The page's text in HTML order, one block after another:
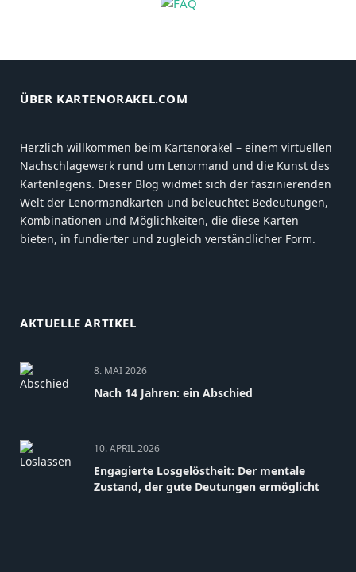
ÜBER KARTENORAKEL.COM
Herzlich willkommen beim Kartenorakel – einem virtuellen
Nachschlagewerk rund um Lenormand und die Kunst des
Kartenlegens. Dieser Blog widmet sich der faszinierenden
Welt der Lenormandkarten und beleuchtet Bedeutungen,
Kombinationen und Möglichkeiten, die diese Karten
bieten, in fundierter und zugleich verständlicher Form.
AKTUELLE ARTIKEL
8. MAI 2026
Nach 14 Jahren: ein Abschied
10. APRIL 2026
Engagierte Losgelöstheit: Der mentale
Zustand, der gute Deutungen ermöglicht